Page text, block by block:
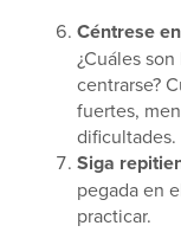
Céntrese
¿Cuáles
centrarse?
fuertes,
dificultades.
Siga
pegada en
practicar.